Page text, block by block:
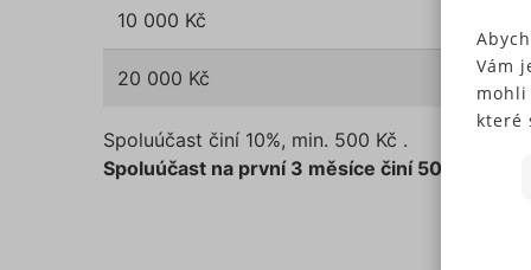
10 000 Kč
20 000 Kč
Spoluúčast činí 10%, min. 500 Kč .
Spoluúčast na první 3 měsíce činí 50%, min.
Vám
mohli
které